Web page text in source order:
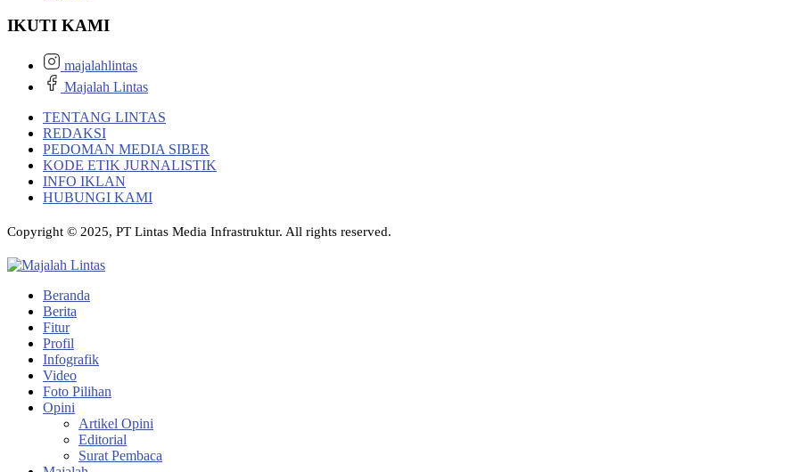
IKUTI KAMI
majalahlintas
Majalah Lintas
TENTANG LINTAS
REDAKSI
PEDOMAN MEDIA SIBER
KODE ETIK JURNALISTIK
INFO IKLAN
HUBUNGI KAMI
Copyright © 2025, PT Lintas Media Infrastruktur. All rights reserved.
Beranda
Berita
Fitur
Profil
Infografik
Video
Foto Pilihan
Opini
Artikel Opini
Editorial
Surat Pembaca